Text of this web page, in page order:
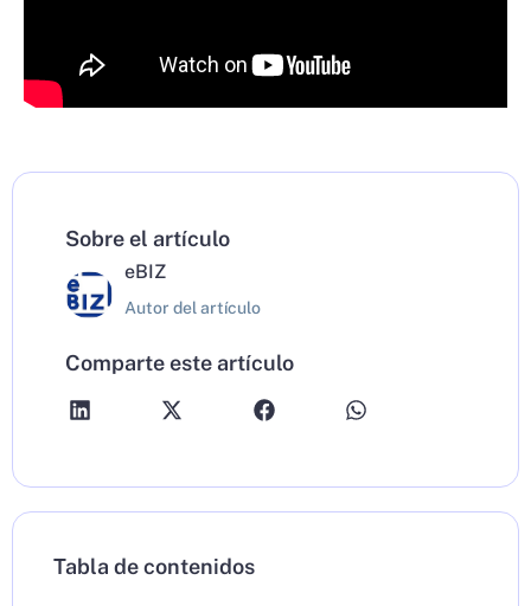
Sobre el artículo
eBIZ
Autor del artículo
Comparte este artículo
Tabla de contenidos